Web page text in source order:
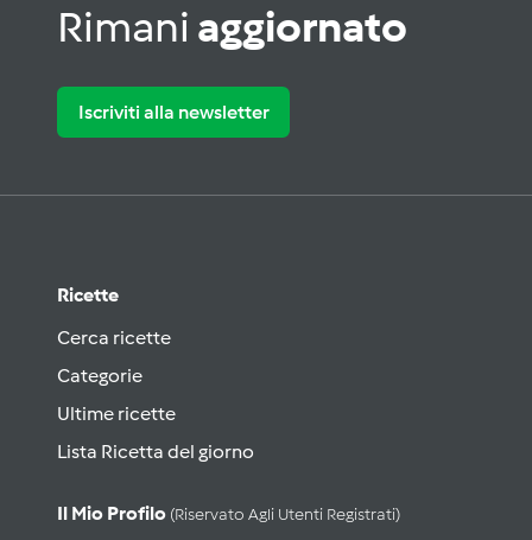
Rimani aggiornato
Iscriviti alla newsletter
Ricette
Cerca ricette
Categorie
Ultime ricette
Lista Ricetta del giorno
Il Mio Profilo (riservato Agli Utenti Registrati)